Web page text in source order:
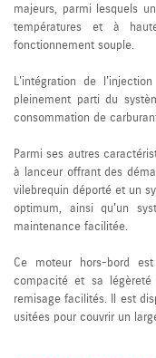
majeurs, parmi lesquels
températures et à
fonctionnement souple.
L'intégration de
pleinement parti du
consommation de
Parmi ses autres
à lanceur offrant des
vilebrequin déporté et un
optimum, ainsi qu'un
maintenance facilitée.
Ce moteur hors-bord
compacité et sa
remisage facilités. Il est
usitées pour couvrir un